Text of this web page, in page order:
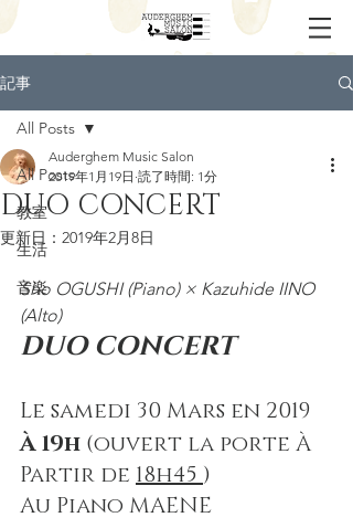
記事
All Posts
教室
生活
音楽
All Posts
DUO CONCERT
Auderghem Music Salon
2019年1月19日 読了時間: 1分
更新日： 2019年2月8日
Sho OGUSHI (Piano) × Kazuhide IINO
(Alto)
DUO CONCERT
Le samedi 30 Mars en 2019
À 19h (ouvert la porte À
Partir de 18h45 )
Au Piano MAENE